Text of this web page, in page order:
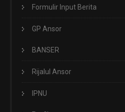
Formulir Input Berita
GP Ansor
BANSER
Rijalul Ansor
IPNU